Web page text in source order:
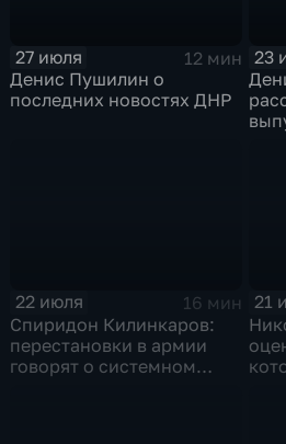
27 июля
12 мин
Денис Пушилин о
последних новостях ДНР
23
22 июля
16 мин
Спиридон Килинкаров:
перестановки в армии
говорят о системном
21